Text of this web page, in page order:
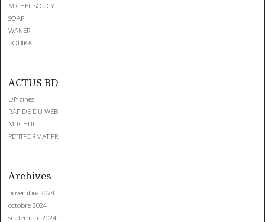
MICHEL SOUCY
SOAP
WANER
BOBIKA
ACTUS BD
DIYzines
RAPIDE DU WEB
MITCHUL
PETITFORMAT.FR
Archives
novembre 2024
octobre 2024
septembre 2024